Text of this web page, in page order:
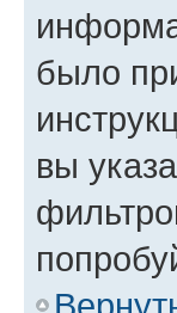
было
вы